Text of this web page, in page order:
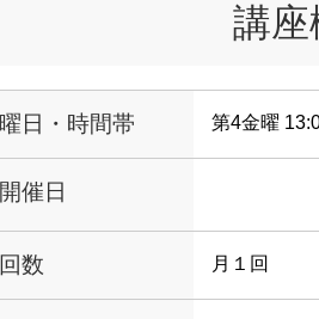
講座
曜日・時間帯 第4金曜
開催日
回数 月１回